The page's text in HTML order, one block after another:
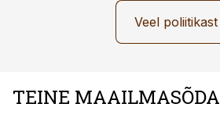
Veel poliitikast
TEINE MAAILMASÕDA